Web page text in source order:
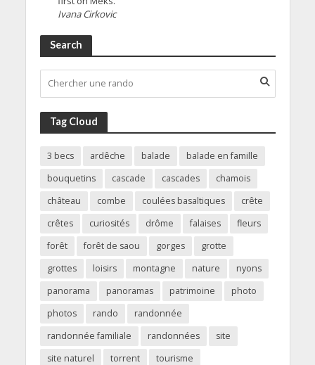
Ivana Cirkovic
Search
Tag Cloud
3 becs ardêche balade
balade en famille
bouquetins
cascade cascades
chamois
château
combe coulées basaltiques
crête
crêtes
curiosités drôme falaises
fleurs
forêt
forêt de saou gorges
grotte
grottes
loisirs montagne nature
nyons
panorama
panoramas patrimoine
photo
photos
rando
randonnée
randonnée familiale
randonnées
site
site naturel
torrent
tourisme